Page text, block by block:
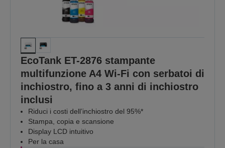
EcoTank ET-2876 stampante
multifunzione A4 Wi-Fi con serbatoi di
inchiostro, fino a 3 anni di inchiostro
inclusi
Riduci i costi dell’inchiostro del 95%*
Stampa, copia e scansione
Display LCD intuitivo
Per la casa